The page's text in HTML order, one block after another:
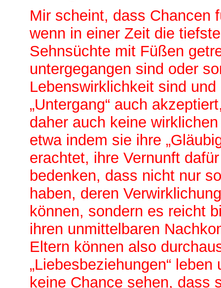
Mir scheint, dass Chancen
wenn in einer Zeit die
Sehnsüchte mit Füßen
untergegangen sind oder
Lebenswirklichkeit sind
„Untergang“ auch
daher auch keine
etwa indem sie ihre
erachtet, ihre Vernunft
bedenken, dass nicht nur
haben, deren
können, sondern es reicht
ihren unmittelbaren
Eltern können also
„Liebesbeziehungen“
keine Chance sehen, dass